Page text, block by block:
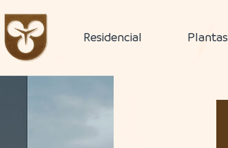
Residencial Plantas